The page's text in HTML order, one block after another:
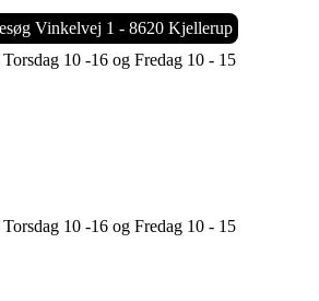
10 -16 og Fredag 10 - 15
10 -16 og Fredag 10 - 15
Vinkelvej 1 - 8620 Kjellerup